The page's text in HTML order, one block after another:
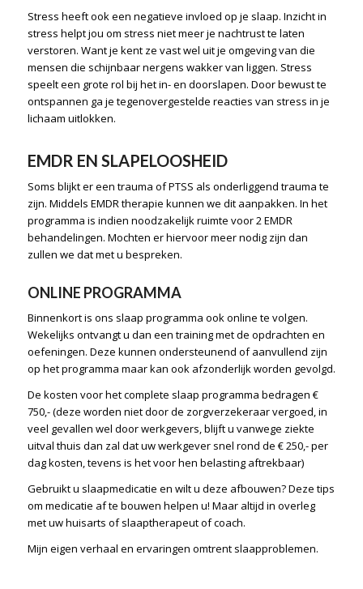
Stress heeft ook een negatieve invloed op je slaap. Inzicht in
stress helpt jou om stress niet meer je nachtrust te laten
verstoren. Want je kent ze vast wel uit je omgeving van die
mensen die schijnbaar nergens wakker van liggen. Stress
speelt een grote rol bij het in- en doorslapen. Door bewust te
ontspannen ga je tegenovergestelde reacties van stress in je
lichaam uitlokken.
EMDR EN SLAPELOOSHEID
Soms blijkt er een trauma ofPTSS als onderliggend trauma te
zijn. Middels EMDR therapie kunnen we dit aanpakken. In het
programma is indien noodzakelijk ruimte voor 2 EMDR
behandelingen. Mochten er hiervoor meer nodig zijn dan
zullen we dat met u bespreken.
ONLINE PROGRAMMA
Binnenkort is ons slaap programma ook online te volgen.
Wekelijks ontvangt u dan een training met de opdrachten en
oefeningen. Deze kunnen ondersteunend of aanvullend zijn
op het programma maar kan ook afzonderlijk worden gevolgd.
De kosten voor het complete slaap programma bedragen €
750,- (deze worden niet door de zorgverzekeraar vergoed, in
veel gevallen wel door werkgevers, blijft u vanwege ziekte
uitval thuis dan zal dat uw werkgever snel rond de € 250,- per
dag kosten, tevens is het voor hen belasting aftrekbaar)
Gebruikt u slaapmedicatie en wilt u deze afbouwen? Deze tips
om medicatie af te bouwen helpen u! Maar altijd in overleg
met uw huisarts of slaaptherapeut of coach.
Mijn eigen verhaal en ervaringen omtrent slaapproblemen.